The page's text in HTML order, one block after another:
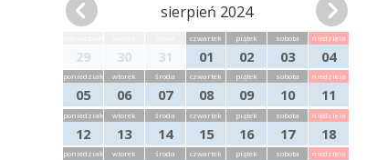
sierpień 2024
29 30 31
czwartek
01
piątek
02
sobota
03
niedziela
04
poniedziałek
05
wtorek
06
środa
07
czwartek
08
piątek
09
sobota
10
niedziela
11
poniedziałek
12
wtorek
13
środa
14
czwartek
15
piątek
16
sobota
17
niedziela
18
poniedziałek wtorek środa czwartek piątek sobota niedziela